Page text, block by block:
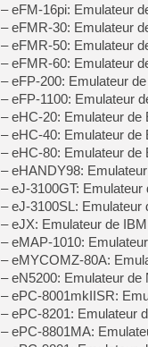
– eFM-16pi: Emulateur
– eFMR-30: Emulateur
– eFMR-50: Emulateur
– eFMR-60: Emulateur
– eFP-200: Emulateur
– eFP-1100: Emulateur
– eHC-20: Emulateur
– eHC-40: Emulateur
– eHC-80: Emulateur
– eHANDY98:
– eJ-3100GT:
– eJ-3100SL: Emulateur
– eJX: Emulateur de
– eMAP-1010:
– eMYCOMZ-80A:
– eN5200: Emulateur de
– ePC-8001mkIISR:
– ePC-8201: Emulateur
– ePC-8801MA: